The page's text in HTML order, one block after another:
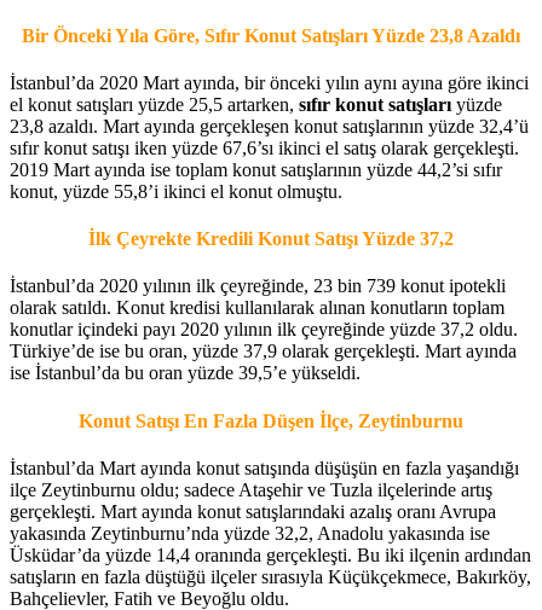
Bir Önceki Yıla Göre, Sıfır Konut Satışları Yüzde 23,8 Azaldı
İstanbul’da 2020 Mart ayında, bir önceki yılın aynı ayına göre ikinci
el konut satışları yüzde 25,5 artarken, sıfır konut satışları yüzde
23,8 azaldı. Mart ayında gerçekleşen konut satışlarının yüzde 32,4’ü
sıfır konut satışı iken yüzde 67,6’sı ikinci el satış olarak gerçekleşti.
2019 Mart ayında ise toplam konut satışlarının yüzde 44,2’si sıfır
konut, yüzde 55,8’i ikinci el konut olmuştu.
İlk Çeyrekte Kredili Konut Satışı Yüzde 37,2
İstanbul’da 2020 yılının ilk çeyreğinde, 23 bin 739 konut ipotekli
olarak satıldı. Konut kredisi kullanılarak alınan konutların toplam
konutlar içindeki payı 2020 yılının ilk çeyreğinde yüzde 37,2 oldu.
Türkiye’de ise bu oran, yüzde 37,9 olarak gerçekleşti. Mart ayında
ise İstanbul’da bu oran yüzde 39,5’e yükseldi.
Konut Satışı En Fazla Düşen İlçe, Zeytinburnu
İstanbul’da Mart ayında konut satışında düşüşün en fazla yaşandığı
ilçe Zeytinburnu oldu; sadece Ataşehir ve Tuzla ilçelerinde artış
gerçekleşti. Mart ayında konut satışlarındaki azalış oranı Avrupa
yakasında Zeytinburnu’nda yüzde 32,2, Anadolu yakasında ise
Üsküdar’da yüzde 14,4 oranında gerçekleşti. Bu iki ilçenin ardından
satışların en fazla düştüğü ilçeler sırasıyla Küçükçekmece, Bakırköy,
Bahçelievler, Fatih ve Beyoğlu oldu.